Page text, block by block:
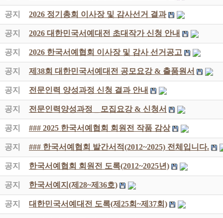
공지 2026 정기총회 이사장 및 감사선거 결과
공지 2026 대한민국서예대전 초대작가 신청 안내
공지 2026 한국서예협회 이사장 및 감사 선거공고
공지 제38회 대한민국서예대전 공모요강 & 출품원서
공지 전문인력 양성과정 신청 결과 안내
공지 전문인력양성과정 _ 모집요강 & 신청서
공지 ### 2025 한국서예협회 회원전 작품 감상
공지 ### 한국서예협회 발간서적(2012~2025) 전체입니다.
공지 한국서예협회 회원전 도록(2012~2025년)
공지 한국서예지(제28~제36호)
공지 대한민국서예대전 도록(제25회~제37회)